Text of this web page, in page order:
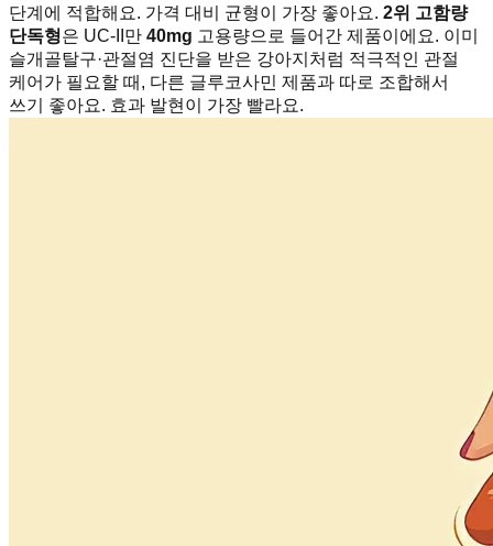
단계에 적합해요. 가격 대비 균형이 가장 좋아요. 2위 고함량
단독형은 UC-II만 40mg 고용량으로 들어간 제품이에요. 이미
슬개골탈구·관절염 진단을 받은 강아지처럼 적극적인 관절
케어가 필요할 때, 다른 글루코사민 제품과 따로 조합해서
쓰기 좋아요. 효과 발현이 가장 빨라요.